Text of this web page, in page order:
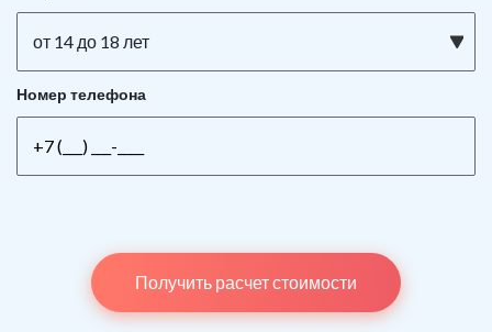
от 14 до 18 лет
Номер телефона
Получить расчет стоимости